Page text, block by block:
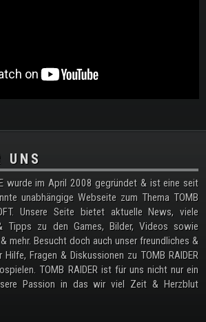
UNS
wurde im April 2008 gegründet & ist eine seit
unabhängige Webseite zum Thema TOMB
Unsere Seite bietet aktuelle News, viele
Tipps zu den Games, Bilder, Videos sowie
mehr. Besucht doch auch unser freundliches &
Fragen & Diskussionen zu TOMB RAIDER
TOMB RAIDER ist für uns nicht nur ein
Passion in das wir viel Zeit & Herzblut